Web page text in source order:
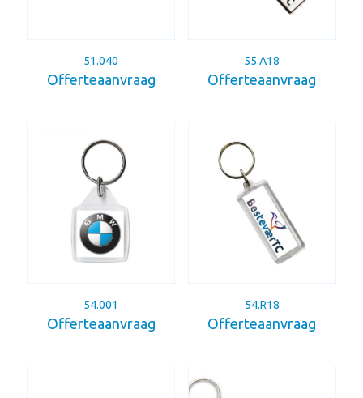
51.040
Offerteaanvraag
55.A18
Offerteaanvraag
54.001
Offerteaanvraag
54.R18
Offerteaanvraag